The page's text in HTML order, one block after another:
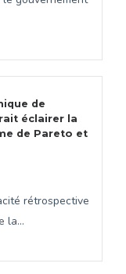
de
éclairer la
de Pareto et
rétrospective
la...